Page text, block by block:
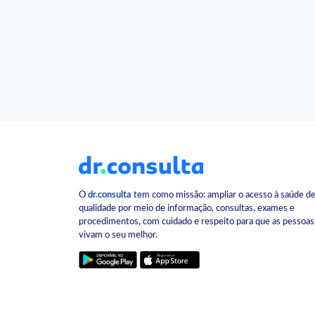
O dr.consulta tem como missão: ampliar o acesso à saúde de
qualidade por meio de informação, consultas, exames e
procedimentos, com cuidado e respeito para que as pessoas
vivam o seu melhor.